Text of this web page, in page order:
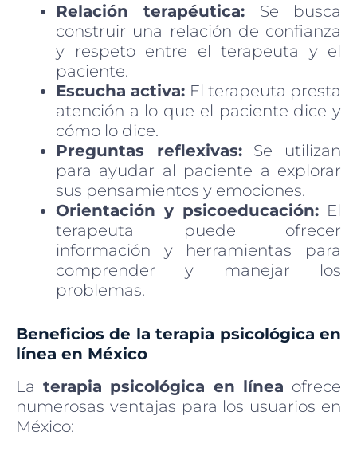
Relación terapéutica: Se busca
construir una relación de confianza
y respeto entre el terapeuta y el
paciente.
Escucha activa: El terapeuta presta
atención a lo que el paciente dice y
cómo lo dice.
Preguntas reflexivas:Se utilizan
para ayudar al paciente a explorar
sus pensamientos y emociones.
Orientación y psicoeducación: El
terapeuta puede ofrecer
información y herramientas para
comprender y manejar los
problemas.
Beneficios de la terapia psicológica en
línea en México
La terapia psicológica en línea ofrece
numerosas ventajas para los usuarios en
México: